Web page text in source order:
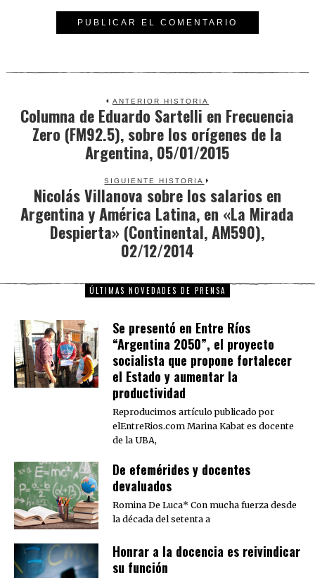
ANTERIOR HISTORIA
Previous
post:
Columna de Eduardo Sartelli en Frecuencia
Zero (FM92.5), sobre los orígenes de la
Argentina, 05/01/2015
SIGUIENTE HISTORIA
Next
post:
Nicolás Villanova sobre los salarios en
Argentina y América Latina, en «La Mirada
Despierta» (Continental, AM590),
02/12/2014
ÚLTIMAS NOVEDADES DE PRENSA
Se presentó en Entre Ríos
“Argentina 2050”, el proyecto
socialista que propone fortalecer
el Estado y aumentar la
productividad
Reproducimos artículo publicado por
elEntreRios.com Marina Kabat es docente
de la UBA,
De efemérides y docentes
devaluados
Romina De Luca* Con mucha fuerza desde
la década del setenta a
​Honrar a la docencia es reivindicar
su función